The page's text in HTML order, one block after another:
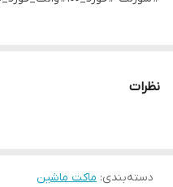
نظرات
دسته‌بندی: ماکت ماشین